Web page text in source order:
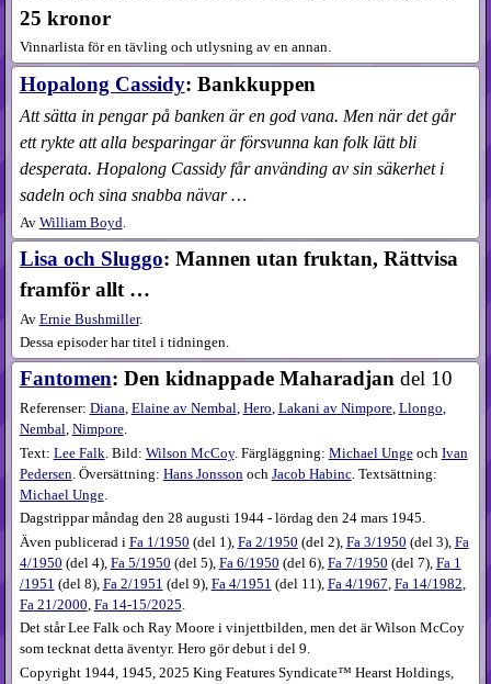
25 kronor
Vinnarlista för en tävling och utlysning av en annan.
Hopalong Cassidy: Bankkuppen
Att sätta in pengar på banken är en god vana. Men när det går
ett rykte att alla besparingar är försvunna kan folk lätt bli
desperata. Hopalong Cassidy får använding av sin säkerhet i
sadeln och sina snabba nävar …
Av William Boyd
Lisa och Sluggo: Mannen utan fruktan, Rättvisa
framför allt …
Av Ernie Bushmiller.
Dessa episoder har titel i tidningen.
Fantomen: Den kidnappade Maharadjan del 10
Referenser: Diana, Elaine av Nembal, Hero, Lakani av Nimpore, Llongo,
Nembal, Nimpore.
Text: Lee Falk . Bild: Wilson McCoy. Färgläggning: Michael Ungeoch Ivan
Pedersen . Översättning: Hans Jonsson och Jacob Habinc. Textsättning:
Michael Unge.
Dagstrippar måndag den 28 augusti 1944 - lördag den 24 mars 1945.
Även publicerad i Fa1​/1950 (del 1), Fa2​/1950 (del 2), Fa3​/1950 (del 3), Fa
4​/1950 (del 4), Fa5​/1950 (del 5), Fa6​/1950 (del 6), Fa7​/1950 (del 7), Fa1​
/1951 (del 8), Fa2​/1951 (del 9), Fa4​/1951 (del 11), Fa4​/1967, Fa14​/1982,
Fa21​/2000, Fa14-15​/2025.
Det står Lee Falk och Ray Moore i vinjettbilden, men det är Wilson McCoy
som tecknat detta äventyr. Hero gör debut i del 9.
Copyright 1944, 1945, 2025 King Features Syndicate™ Hearst Holdings,